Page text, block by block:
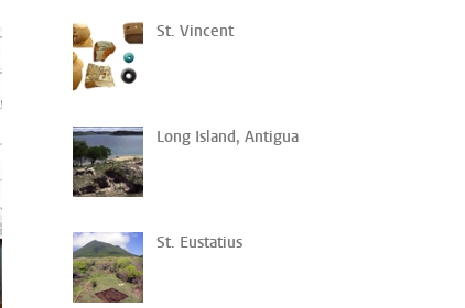
St. Vincent
Long Island, Antigua
St. Eustatius